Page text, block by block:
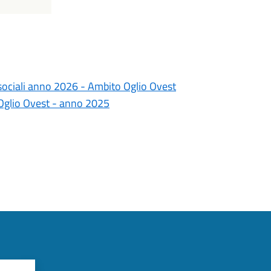
anno 2026 - Ambito Oglio Ovest
Ovest - anno 2025